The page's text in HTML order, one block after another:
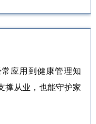
应用到健康管理知
撑从业，也能守护家